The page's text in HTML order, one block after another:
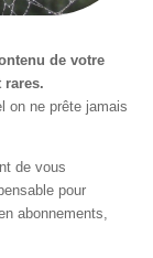
de votre
rares.
on ne prête jamais
de vous
pour
abonnements,